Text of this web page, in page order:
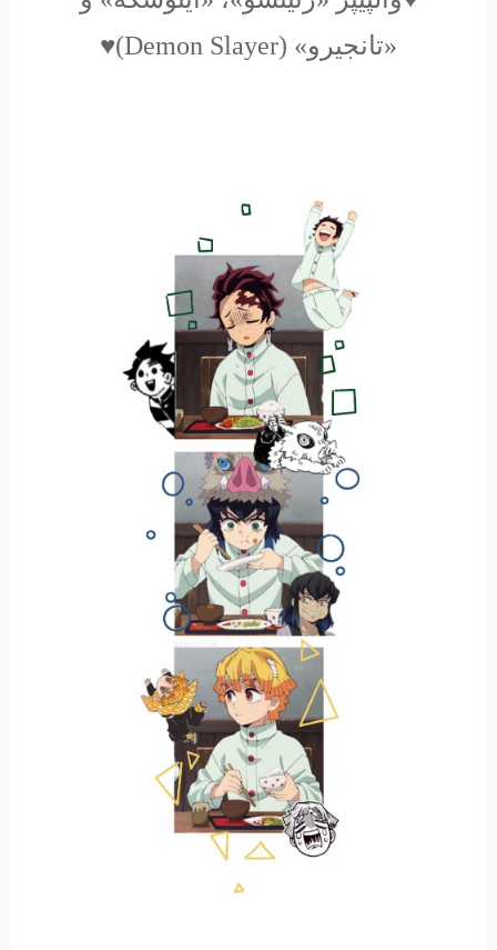
«تانجیرو» (Demon Slayer)♥